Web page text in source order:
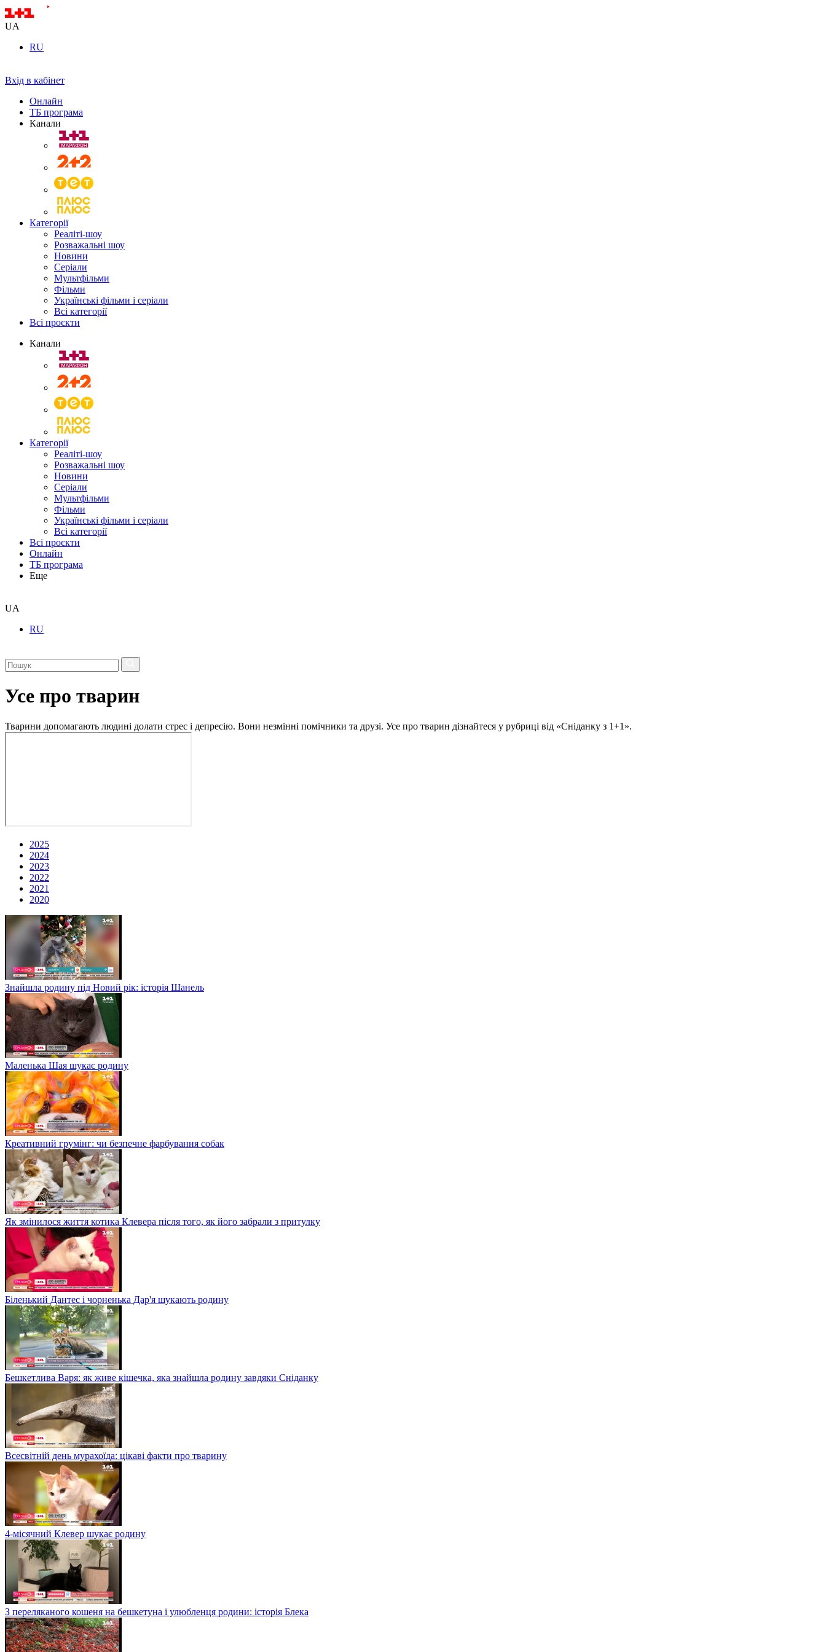
UA
RU
Вхід в кабінет
Онлайн
ТБ програма
Канали
Категорії
Реаліті-шоу
Розважальні шоу
Новини
Серіали
Мультфільми
Фільми
Українські фільми і серіали
Всі категорії
Всі проєкти
Канали
Категорії
Реаліті-шоу
Розважальні шоу
Новини
Серіали
Мультфільми
Фільми
Українські фільми і серіали
Всі категорії
Всі проєкти
Онлайн
ТБ програма
Еще
UA
RU
Усе про тварин
Тварини допомагають людині долати стрес і депресію. Вони незмінні помічники та друзі. Усе про тварин дізнайтеся у рубриці від «Сніданку з 1+1».
2025
2024
2023
2022
2021
2020
Знайшла родину під Новий рік: історія Шанель
Маленька Шая шукає родину
Креативний грумінг: чи безпечне фарбування собак
Як змінилося життя котика Клевера після того, як його забрали з притулку
Біленький Дантес і чорненька Дар'я шукають родину
Бешкетлива Варя: як живе кішечка, яка знайшла родину завдяки Сніданку
Всесвітній день мурахоїда: цікаві факти про тварину
4-місячний Клевер шукає родину
З переляканого кошеня на бешкетуна і улюбленця родини: історія Блека